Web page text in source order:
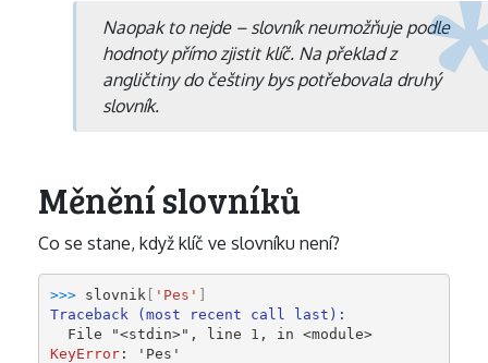
Naopak to nejde – slovník neumožňuje podle
hodnoty přímo zjistit klíč. Na překlad z
angličtiny do češtiny bys potřebovala druhý
slovník.
Měnění slovníků
Co se stane, když klíč ve slovníku není?
>>> slovnik [ 'Pes' ]
Traceback (most recent call last):
  File
"<stdin>" , line 1 , in <module>
KeyError: 'Pes'